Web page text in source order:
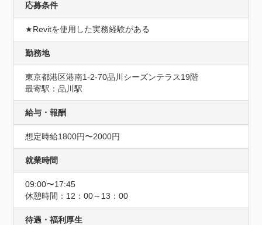
応募条件
★Revitを使用した実務経験がある
勤務地
東京都港区港南1-2-70品川シーズンテラス19階
最寄駅：品川駅
給与・報酬
想定時給1800円〜2000円
就業時間
09:00〜17:45
休憩時間：12：00～13：00
待遇・福利厚生